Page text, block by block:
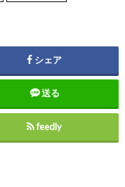
シェア
送る
feedly